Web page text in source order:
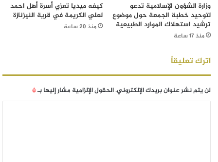
وزارة الشؤون الإسلامية تدعو
لتوحيد خطبة الجمعة حول موضوع
ترشيد استهلاك الموارد الطبيعية
منذ 17 ساعة
كيفه ميديا تعزي أسرة أهل احمد
لعلي الكريمة في قرية النيزنازة
منذ 20 ساعة
اترك تعليقاً
لن يتم نشر عنوان بريدك الإلكتروني.الحقول الإلزامية مشار إليها بـ*